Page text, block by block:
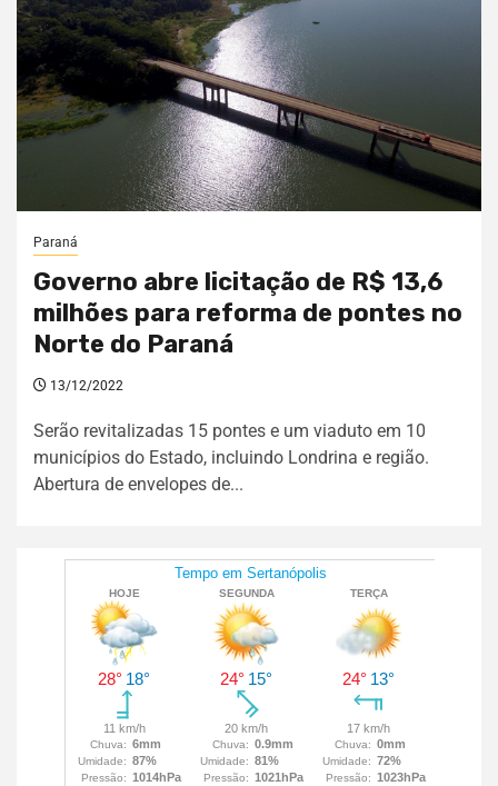
Paraná
Governo abre licitação de R$ 13,6
milhões para reforma de pontes no
Norte do Paraná
13/12/2022
Serão revitalizadas 15 pontes e um viaduto em 10
municípios do Estado, incluindo Londrina e região.
Abertura de envelopes de...